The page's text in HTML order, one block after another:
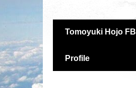
Tomoyuki Hojo FB
Profile